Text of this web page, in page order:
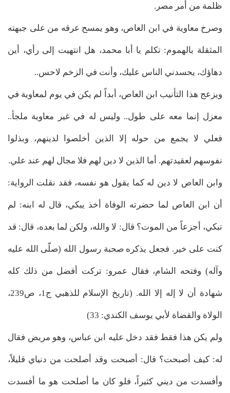
ظلمة من أمر مصر.
وصرخ معاوية في ابن العاص، وهو يمسح عرقه من على جبهته
المثقلة بالهموم: تكلم يا أبا محمد، هل انتهيت إلى رأي، أين
دهاؤك، يحسدني الناس عليك، وأنت في الزخم لاحس..
ويزعج هذا التأنيب ابن العاص، أبداً لم يكن في يوم لمعاوية في
معزل إنما معه على طول.. وليس له في غير معاوية ملجأ..
فعلي لا يجمع من حوله إلا الذين أخلصوا لدينهم، وبذلوا
نفوسهم لعقيدتهم. أما الذين لا دين لهم فلا مجال لهم عند علي.
وابن العاص لا دين له كما يقول هو نفسه، فقد نقلت الرواية:
أن ابن العاص لما حضرته الوفاة أخذ يبكي، قال له ابنه: لم
تبكي، أجزعاً من الموت؟ قال: لا والله، ولكن لما بعده، قال: قد
كنت على خير. فجعل يذكره صحبة رسول الله (صلّى الله عليه
وآله) وفتحه الشام، فقال عمرو: تركت أفضل من ذلك كله
شهادة أن لا إله إلا الله. (تاريخ الإسلام للذهبي ج1، ص239،
الولاة والقضاة لأبي يوسف الكندي: 33)
ولم يكن هذا فقط فقد دخل عليه ابن عباس، وهو مريض فقال
له: كيف أصبحت؟ قال: أصبحت وقد أصلحت من دنياي قليلاً،
وأفسدت من ديني كثيراً، فلو كان ما أصلحت هو ما أفسدت